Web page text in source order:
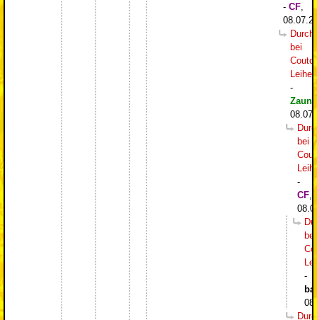
- CF
bei
Couto
Leihe
-
bei
-
CF
bei
-